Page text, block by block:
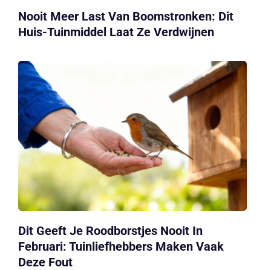
Nooit Meer Last Van Boomstronken: Dit
Huis-Tuinmiddel Laat Ze Verdwijnen
Dit Geeft Je Roodborstjes Nooit In
Februari: Tuinliefhebbers Maken Vaak
Deze Fout